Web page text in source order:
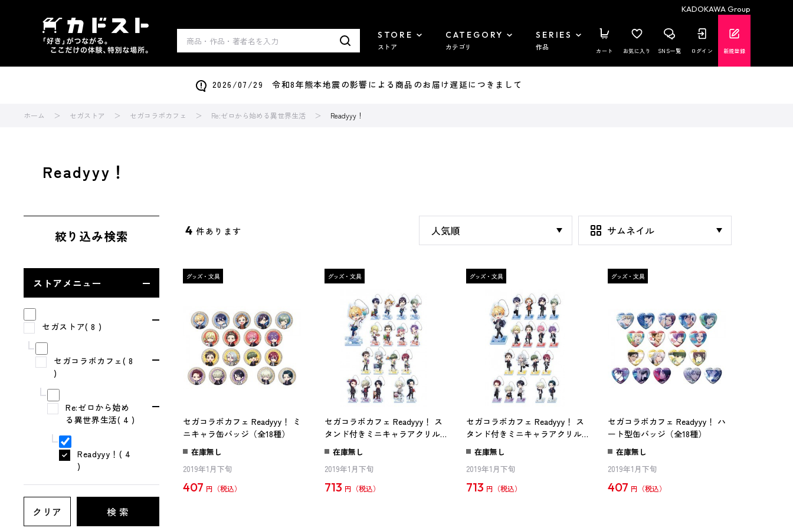
KADOKAWA Group
STORE
ストア
CATEGORY
カテゴリ
SERIES
作品 カート お気に入り SNS一覧 ログイン 新規登録
2026/07/29 令和8年熊本地震の影響による商品のお届け遅延につきまして
ホーム セガストア セガコラボカフェ Re:ゼロから始める異世界生活 Readyyy！
Readyyy！
絞り込み検索
ストアメニュー
セガストア( 8 )
セガコラボカフェ( 8
)
Re:ゼロから始め
る異世界生活( 4 )
Readyyy！( 4
)
クリア 検 索
4 件あります
セガコラボカフェ Readyyy！ ミ
ニキャラ缶バッジ（全18種）
在庫無し
2019年1月下旬
407 円
セガコラボカフェ Readyyy！ ス
タンド付きミニキャラアクリルス
トラップA(全18種)
在庫無し
2019年1月下旬
713 円
セガコラボカフェ Readyyy！ ス
タンド付きミニキャラアクリルス
トラップB(全18種)
在庫無し
2019年1月下旬
713 円
セガコラボカフェ Readyyy！ ハ
ート型缶バッジ（全18種）
在庫無し
2019年1月下旬
407 円